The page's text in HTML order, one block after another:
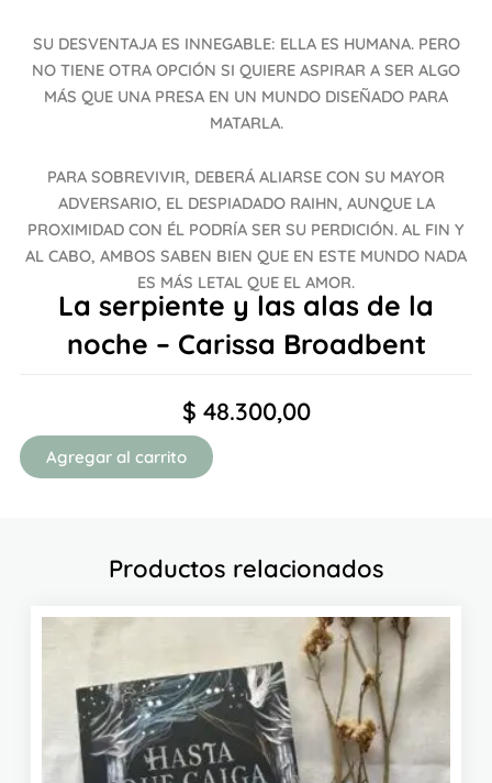
SU DESVENTAJA ES INNEGABLE: ELLA ES HUMANA. PERO
NO TIENE OTRA OPCIÓN SI QUIERE ASPIRAR A SER ALGO
MÁS QUE UNA PRESA EN UN MUNDO DISEÑADO PARA
MATARLA.
PARA SOBREVIVIR, DEBERÁ ALIARSE CON SU MAYOR
ADVERSARIO, EL DESPIADADO RAIHN, AUNQUE LA
PROXIMIDAD CON ÉL PODRÍA SER SU PERDICIÓN. AL FIN Y
AL CABO, AMBOS SABEN BIEN QUE EN ESTE MUNDO NADA
ES MÁS LETAL QUE EL AMOR.
La serpiente y las alas de la
noche – Carissa Broadbent
$ 48.300,00
Agregar al carrito
Productos relacionados